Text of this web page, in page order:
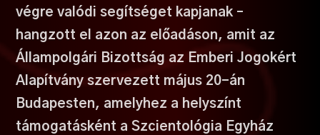
végre valódi segítséget kapjanak –
hangzott el azon az előadáson, amit az
Állampolgári Bizottság az Emberi Jogokért
Alapítvány szervezett május 20-án
Budapesten, amelyhez a helyszínt
támogatásként a Szcientológia Egyház